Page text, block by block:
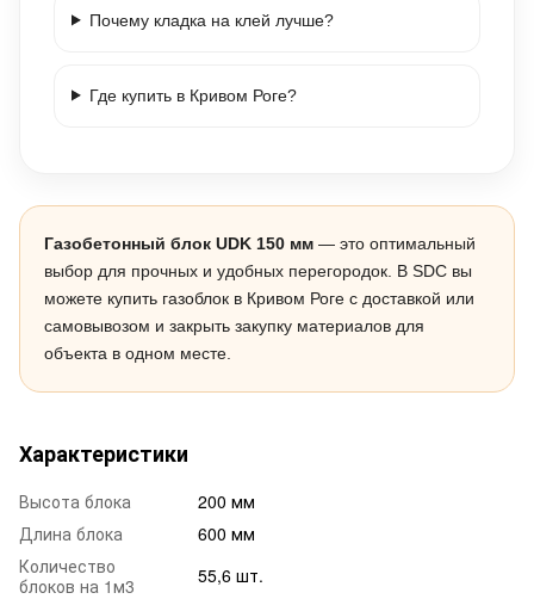
Почему кладка на клей лучше?
Где купить в Кривом Роге?
Газобетонный блок UDK 150 мм — это оптимальный
выбор для прочных и удобных перегородок. В SDC вы
можете купить газоблок в Кривом Роге с доставкой или
самовывозом и закрыть закупку материалов для
объекта в одном месте.
Характеристики
Высота блока
200 мм
Длина блока
600 мм
Количество
блоков на 1м3
55,6 шт.